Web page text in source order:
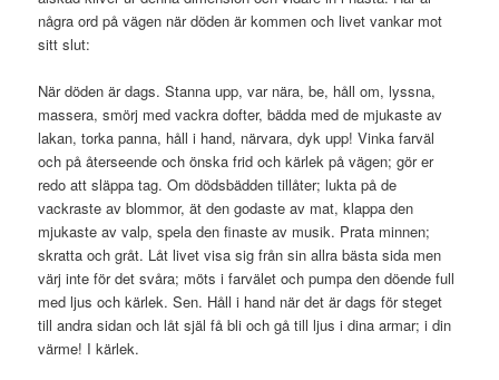
några ord på vägen när döden är kommen och livet vankar mot
sitt slut:
När döden är dags. Stanna upp, var nära, be, håll om, lyssna,
massera, smörj med vackra dofter, bädda med de mjukaste av
lakan, torka panna, håll i hand, närvara, dyk upp! Vinka farväl
och på återseende och önska frid och kärlek på vägen; gör er
redo att släppa tag. Om dödsbädden tillåter; lukta på de
vackraste av blommor, ät den godaste av mat, klappa den
mjukaste av valp, spela den finaste av musik. Prata minnen;
skratta och gråt. Låt livet visa sig från sin allra bästa sida men
värj inte för det svåra; möts i farvälet och pumpa den döende full
med ljus och kärlek. Sen. Håll i hand när det är dags för steget
till andra sidan och låt själ få bli och gå till ljus i dina armar; i din
värme! I kärlek.